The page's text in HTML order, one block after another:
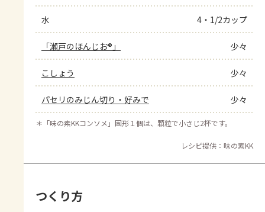
水 4・1/2カップ
「瀬戸のほんじお®」 少々
こしょう 少々
パセリのみじん切り・好みで 少々
＊ 「味の素KKコンソメ」固形１個は、顆粒で小さじ2杯です。
レシピ提供：味の素KK
つくり方